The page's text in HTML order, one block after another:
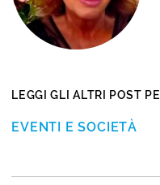
LEGGI GLI ALTRI POST
EVENTI E SOCIETÀ